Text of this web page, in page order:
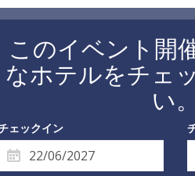
このイベント開
なホテルをチェ
い。
ェックイン